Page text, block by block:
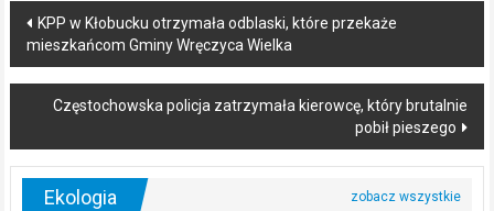
Post
navigation
KPP w Kłobucku otrzymała odblaski, które przekaże
mieszkańcom Gminy Wręczyca Wielka
Częstochowska policja zatrzymała kierowcę, który brutalnie
pobił pieszego
Ekologia